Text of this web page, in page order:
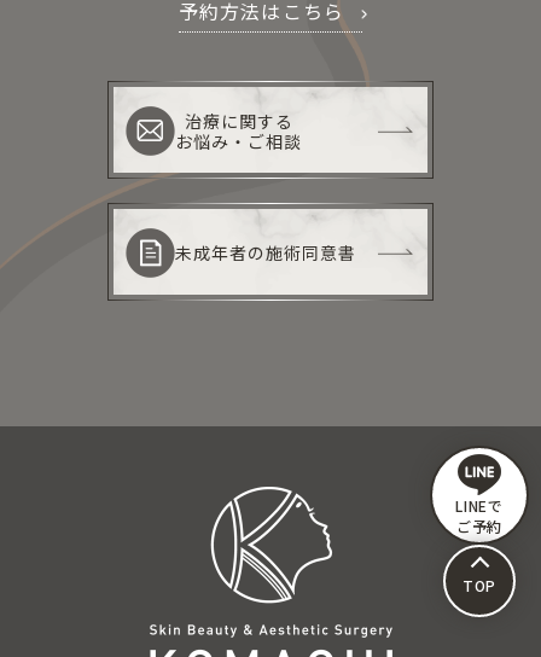
予約方法はこちら
治療に関する
お悩み・ご相談
未成年者の施術同意書
LINEで
ご予約
TOP